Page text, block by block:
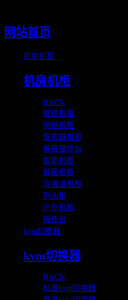
网站首页
机房机柜
机房机柜
BACK
壁挂机柜
网络机柜
服务器机柜
屏蔽操作台
智能机柜
屏蔽机柜
冷通道机柜
列头柜
户外机柜
操作台
kvm切换器
kvm切换器
BACK
标准kvm切换器